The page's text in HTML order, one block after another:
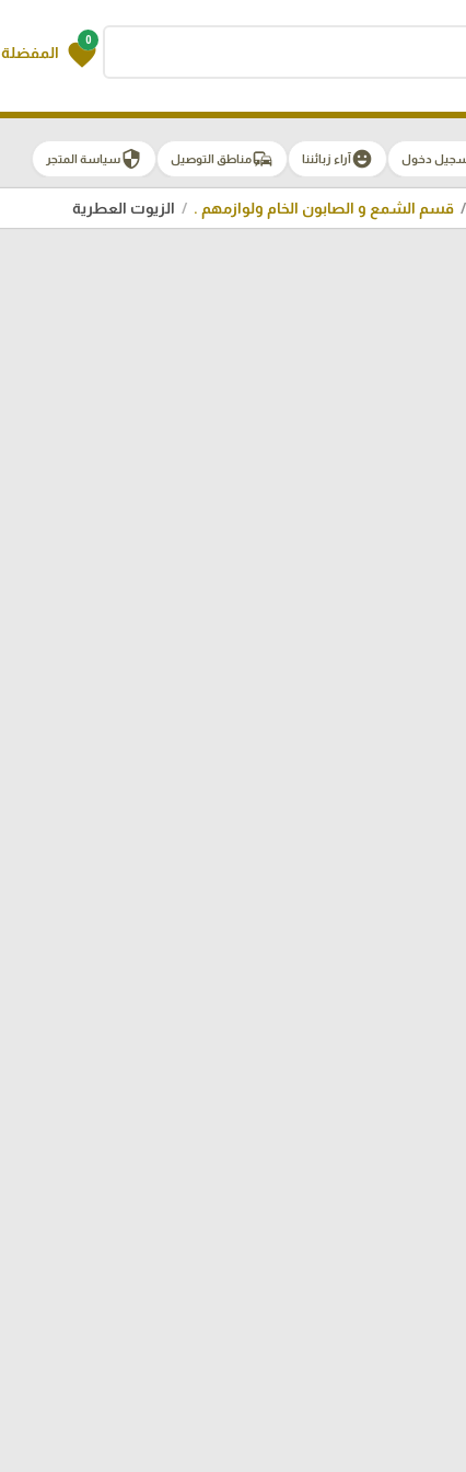
0
favorite المفضلة
دخول emoji_emotionsآراء زبائننا commuteمناطق التوصيل securityسياسة المتجر
قسم الشمع و الصابون الخام ولوازمهم . الزيوت العطرية